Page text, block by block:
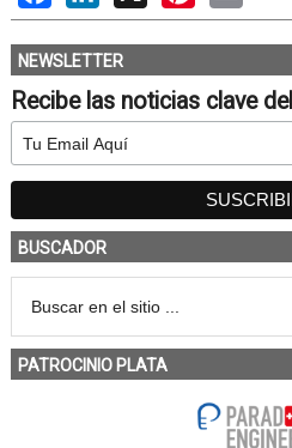
NEWSLETTER
Recibe las noticias clave
BUSCADOR
PATROCINIO PLATA